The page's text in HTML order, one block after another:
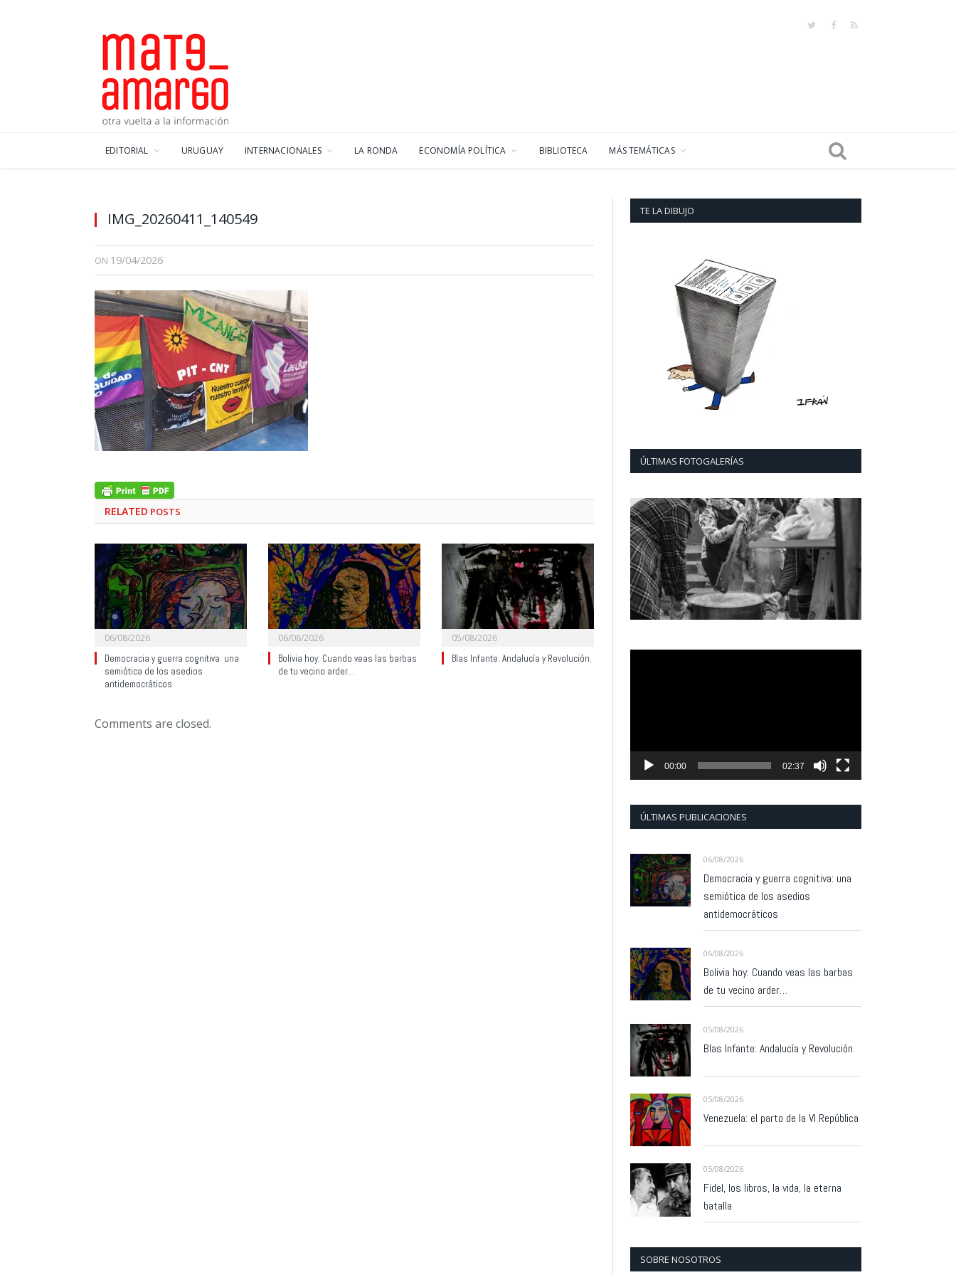
TwitterFacebook
RSS
EDITORIAL URUGUAY INTERNACIONALES LA RONDA ECONOMÍA POLÍTICA BIBLIOTECA MÁS TEMÁTICAS
IMG_20260411_140549
ON 19/04/2026
RELATED POSTS
06/08/2026
Democracia y guerra cognitiva: una
semiótica de los asedios
antidemocráticos
06/08/2026
Bolivia hoy: Cuando veas las barbas
de tu vecino arder…
05/08/2026
Blas Infante: Andalucía y Revolución.
Comments are closed.
TE LA DIBUJO
ÚLTIMAS FOTOGALERÍAS
00:00 02:37
ÚLTIMAS PUBLICACIONES
06/08/2026
Democracia y guerra cognitiva: una
semiótica de los asedios
antidemocráticos
06/08/2026
Bolivia hoy: Cuando veas las barbas
de tu vecino arder…
05/08/2026
Blas Infante: Andalucía y Revolución.
05/08/2026
Venezuela: el parto de la VI República
05/08/2026
Fidel, los libros, la vida, la eterna
batalla
SOBRE NOSOTROS